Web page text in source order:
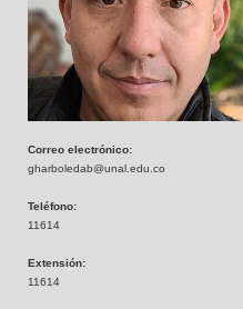
Correo electrónico:
gharboledab@unal.edu.co
Teléfono:
11614
Extensión:
11614